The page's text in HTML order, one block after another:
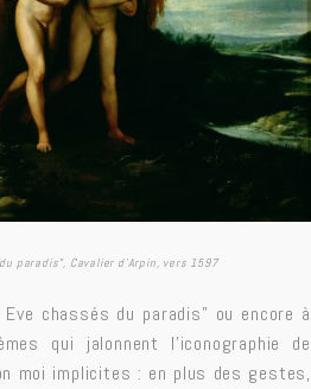
paradis”, Cavalier d’Arpin, vers 1597
chassés du paradis” ou encore à
qui jalonnent l’iconographie de
moi implicites : en plus des gestes,